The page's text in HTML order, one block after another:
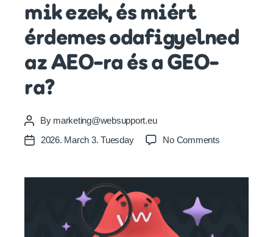
mik ezek, és miért
érdemes odafigyelned
az AEO-ra és a GEO-
ra?
Post
author
By marketing@websupport.eu
Post2026. March 3. Tuesday No Commentson
AI